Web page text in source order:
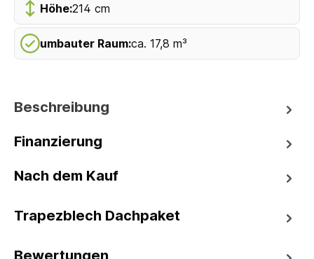
Höhe:214 cm
umbauter Raum:ca. 17,8 m³
Beschreibung
Finanzierung
Nach dem Kauf
Trapezblech Dachpaket